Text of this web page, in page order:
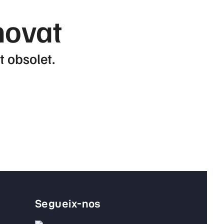
obsolet.
Segueix-nos